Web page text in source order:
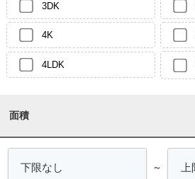
3DK
4K
4LDK
面積
～